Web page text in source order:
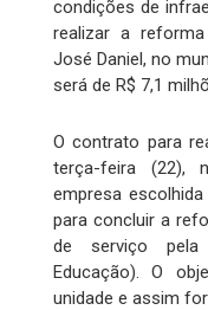
condições de
realizar a
José Daniel, no
será de R$ 7,1
O contrato para
terça-feira (22),
empresa
para concluir a
de serviço pela
Educação). O
unidade e assim